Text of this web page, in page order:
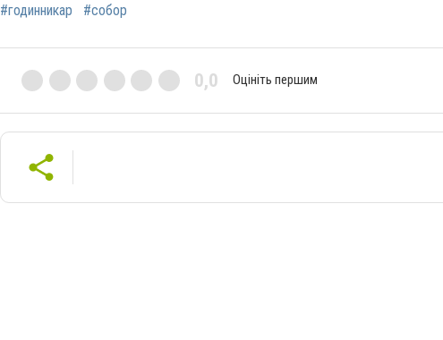
#годинникар #собор
0,0 Оцініть першим